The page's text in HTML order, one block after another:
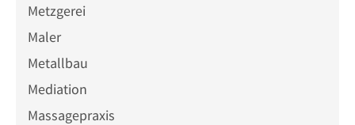
Metzgerei
Maler
Metallbau
Mediation
Massagepraxis